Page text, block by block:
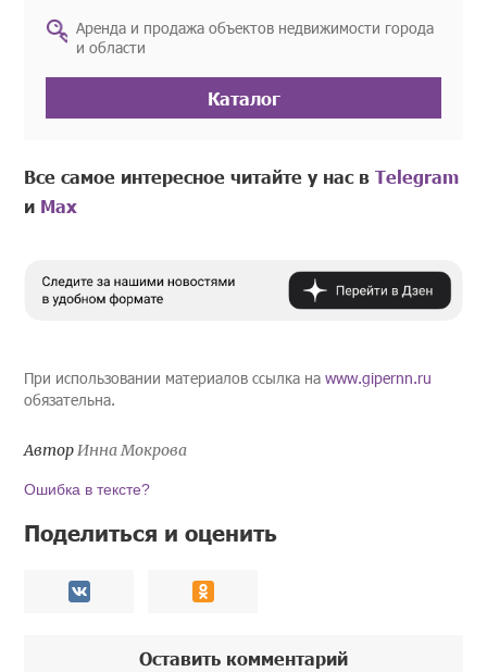
Аренда и продажа объектов недвижимости города
и области
Каталог
Все самое интересное читайте у нас вTelegram
и Mах
При использовании материалов ссылка наwww.gipernn.ru
обязательна.
АвторИнна Мокрова
Ошибка в тексте?
Поделиться и оценить
Оставить комментарий